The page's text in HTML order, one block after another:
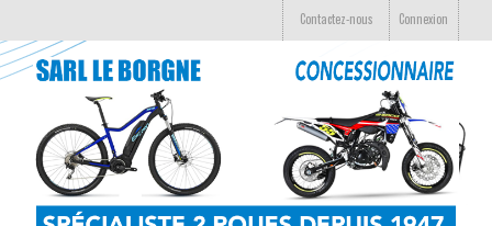
Connexion
Contactez-nous